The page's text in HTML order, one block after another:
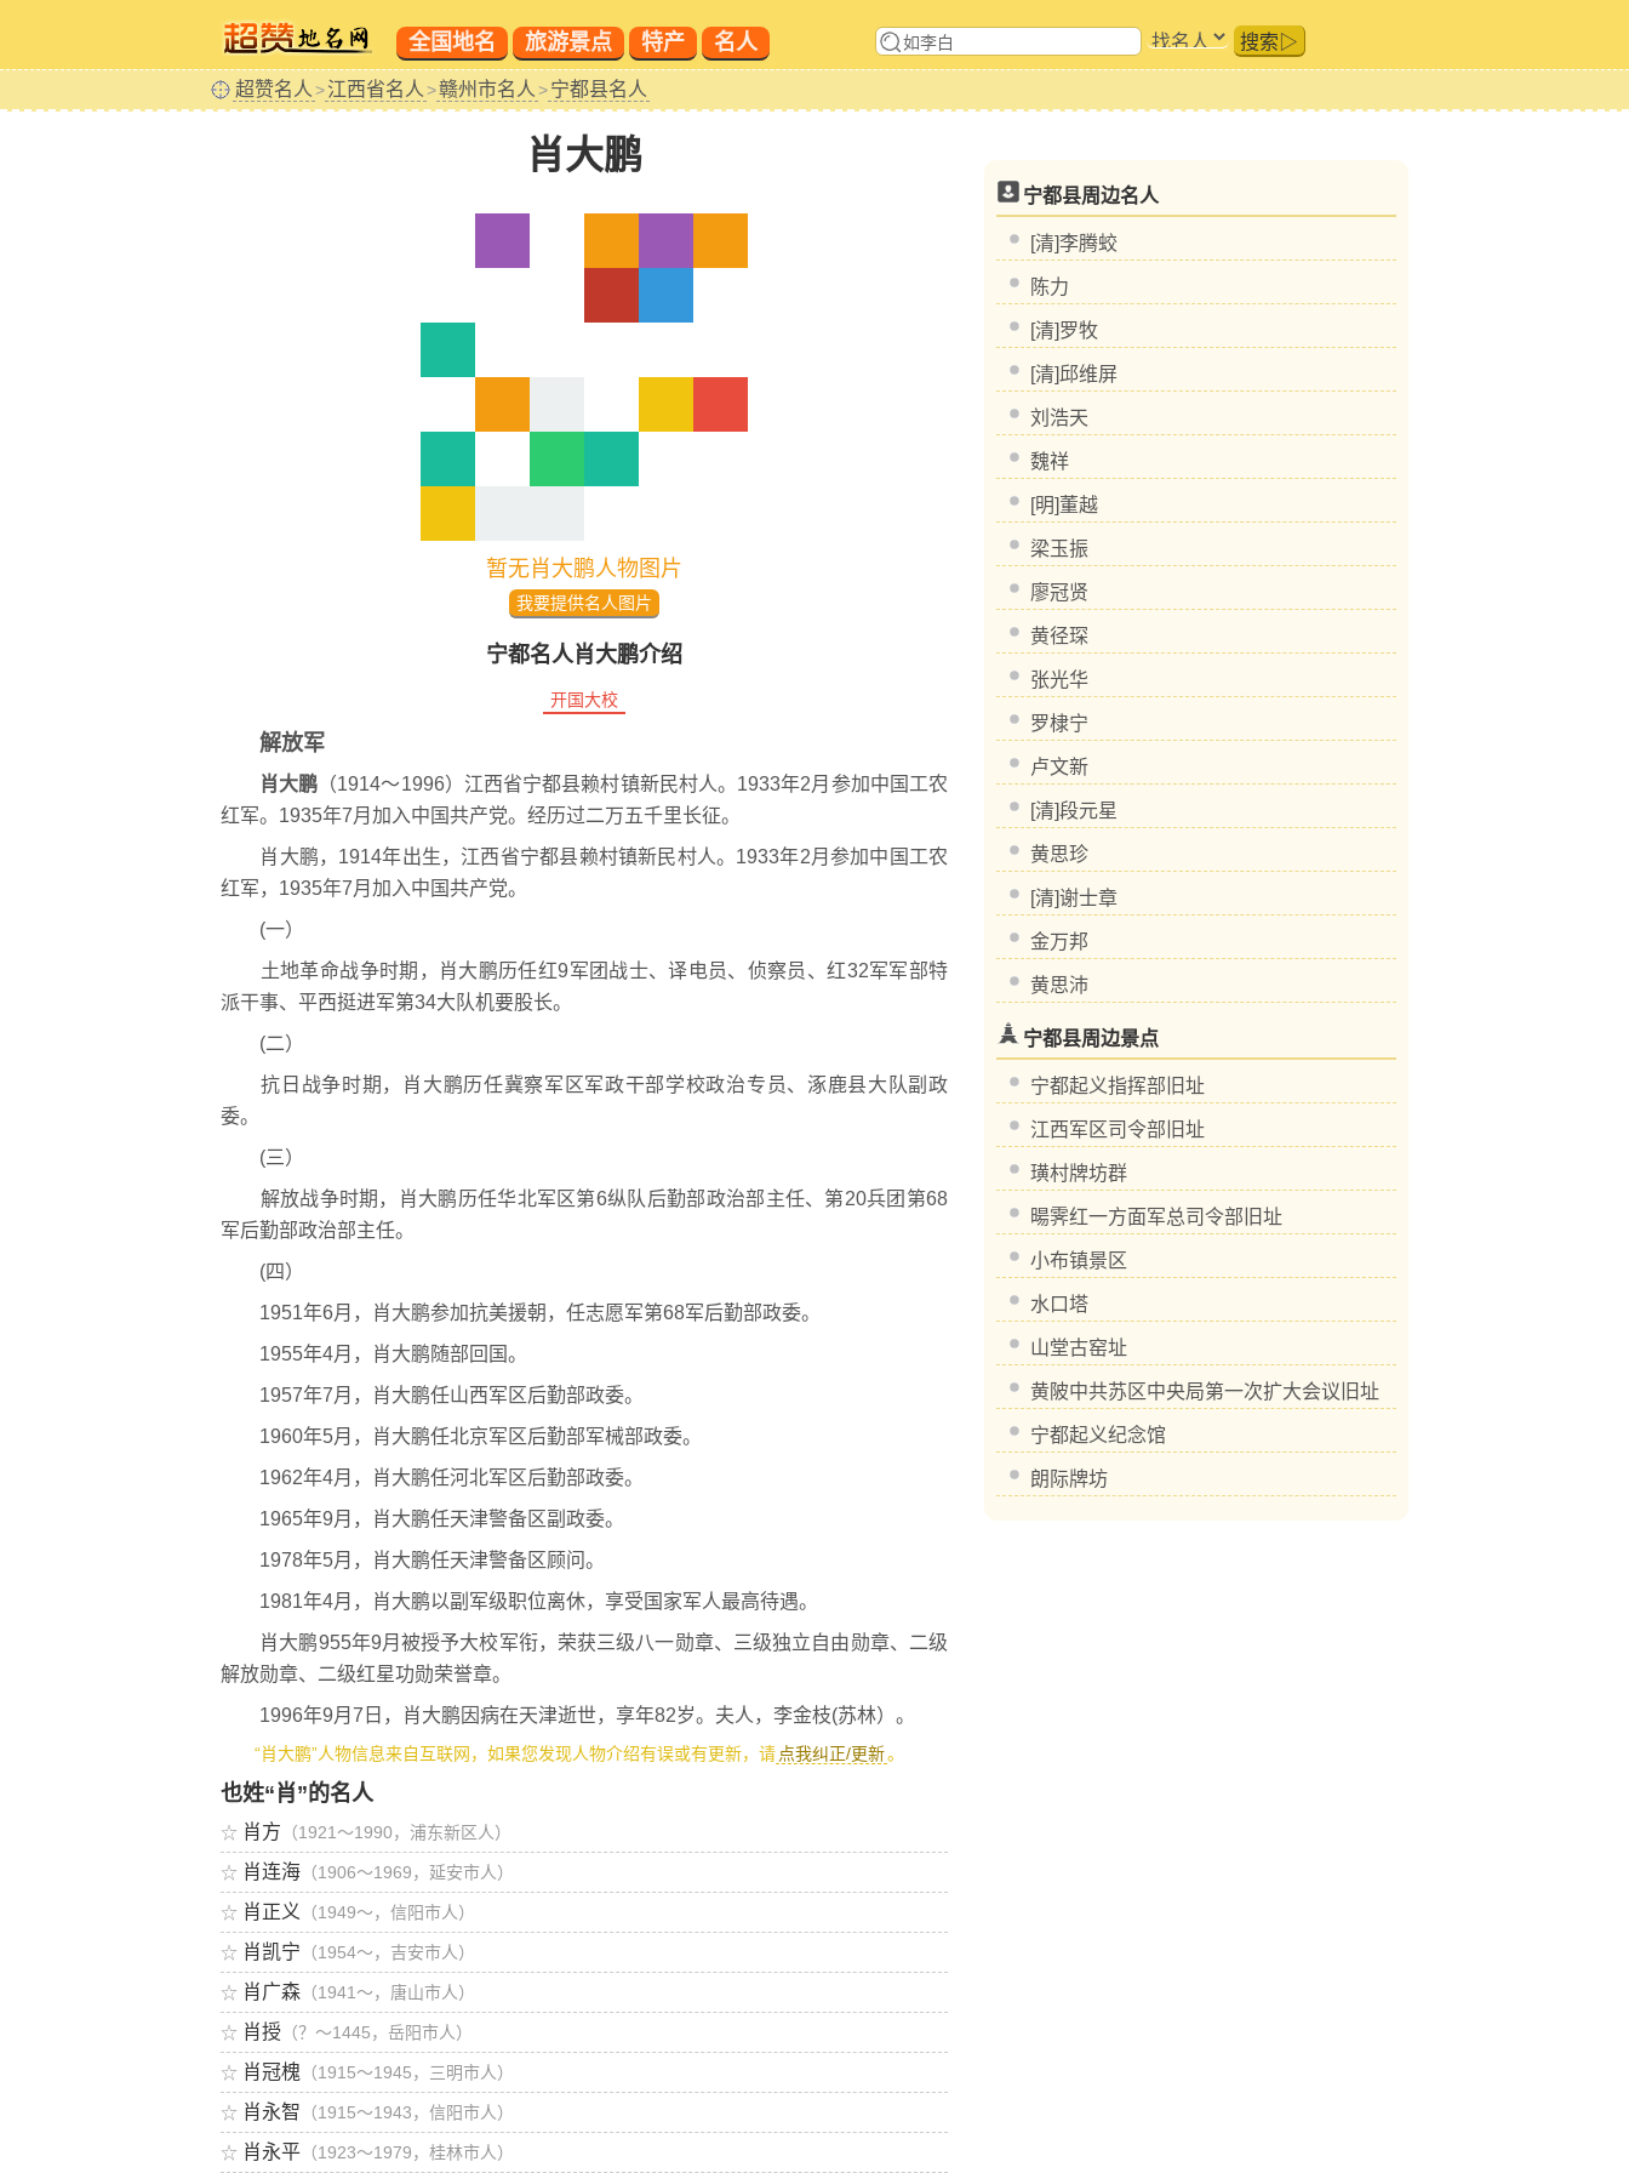
全国地名 旅游景点 特产 名人 搜索▷
超赞名人 >江西省名人 >赣州市名人 >宁都县名人
肖大鹏
暂无肖大鹏人物图片
我要提供名人图片
宁都名人肖大鹏介绍
开国大校
解放军
肖大鹏 （1914～1996）江西省宁都县赖村镇新民村人。1933年2月参加中国工农
红军。1935年7月加入中国共产党。经历过二万五千里长征。
肖大鹏，1914年出生，江西省宁都县赖村镇新民村人。1933年2月参加中国工农
红军，1935年7月加入中国共产党。
(一）
土地革命战争时期，肖大鹏历任红9军团战士、译电员、侦察员、红32军军部特
派干事、平西挺进军第34大队机要股长。
(二）
抗日战争时期，肖大鹏历任冀察军区军政干部学校政治专员、涿鹿县大队副政
委。
(三）
解放战争时期，肖大鹏历任华北军区第6纵队后勤部政治部主任、第20兵团第68
军后勤部政治部主任。
(四）
1951年6月，肖大鹏参加抗美援朝，任志愿军第68军后勤部政委。
1955年4月，肖大鹏随部回国。
1957年7月，肖大鹏任山西军区后勤部政委。
1960年5月，肖大鹏任北京军区后勤部军械部政委。
1962年4月，肖大鹏任河北军区后勤部政委。
1965年9月，肖大鹏任天津警备区副政委。
1978年5月，肖大鹏任天津警备区顾问。
1981年4月，肖大鹏以副军级职位离休，享受国家军人最高待遇。
肖大鹏955年9月被授予大校军衔，荣获三级八一勋章、三级独立自由勋章、二级
解放勋章、二级红星功勋荣誉章。
1996年9月7日，肖大鹏因病在天津逝世，享年82岁。夫人，李金枝(苏林）。
“肖大鹏”人物信息来自互联网，如果您发现人物介绍有误或有更新，请 点我纠正/更新。
也姓“肖”的名人
☆ 肖方 （1921～1990，浦东新区人）
☆ 肖连海 （1906～1969，延安市人）
☆ 肖正义 （1949～，信阳市人）
☆ 肖凯宁 （1954～，吉安市人）
☆ 肖广森 （1941～，唐山市人）
☆ 肖授 （？～1445，岳阳市人）
☆ 肖冠槐 （1915～1945，三明市人）
☆ 肖永智 （1915～1943，信阳市人）
☆ 肖永平 （1923～1979，桂林市人）
宁都县周边名人
[清]李腾蛟
陈力
[清]罗牧
[清]邱维屏
刘浩天
魏祥
[明]董越
梁玉振
廖冠贤
黄径琛
张光华
罗棣宁
卢文新
[清]段元星
黄思珍
[清]谢士章
金万邦
黄思沛
宁都县周边景点
宁都起义指挥部旧址
江西军区司令部旧址
璜村牌坊群
暘霁红一方面军总司令部旧址
小布镇景区
水口塔
山堂古窑址
黄陂中共苏区中央局第一次扩大会议旧址
宁都起义纪念馆
朗际牌坊